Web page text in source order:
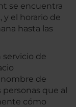
se encuentra
y el horario de
hasta las
de
de
personas que al
cómo